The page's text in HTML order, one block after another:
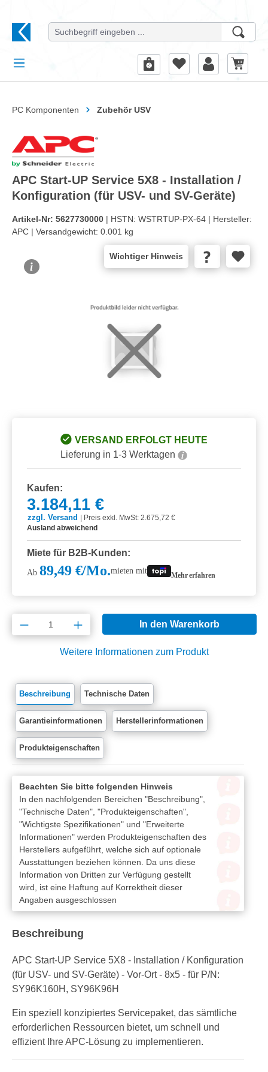
PC Komponenten Zubehör USV
APC Start-UP Service 5X8 - Installation /
Konfiguration (für USV- und SV-Geräte)
Artikel-Nr: 5627730000 | HSTN: WSTRTUP-PX-64 | Hersteller:
APC | Versandgewicht: 0.001 kg
Wichtiger Hinweis
VERSAND ERFOLGT HEUTE
Lieferung in 1-3 Werktagen
Kaufen:
3.184,11 €
zzgl. Versand
Preis exkl. MwSt: 2.675,72 €
Ausland abweichend
Miete für B2B-Kunden:
Ab 89,49 €/Mo.mieten mit Mehr erfahren
Produkt Anzahl: Gib den gewünschten
In den Warenkorb
Weitere Informationen zum Produkt
Beschreibung Technische Daten
Garantieinformationen Herstellerinformationen
Produkteigenschaften
Beachten Sie bitte folgenden Hinweis
In den nachfolgenden Bereichen "Beschreibung",
"Technische Daten", "Produkteigenschaften",
"Wichtigste Spezifikationen" und "Erweiterte
Informationen" werden Produkteigenschaften des
Herstellers aufgeführt, welche sich auf optionale
Ausstattungen beziehen können. Da uns diese
Information von Dritten zur Verfügung gestellt
wird, ist eine Haftung auf Korrektheit dieser
Angaben ausgeschlossen
Beschreibung
APC Start-UP Service 5X8 - Installation / Konfiguration
(für USV- und SV-Geräte) - Vor-Ort - 8x5 - für P/N:
SY96K160H, SY96K96H
Ein speziell konzipiertes Servicepaket, das sämtliche
erforderlichen Ressourcen bietet, um schnell und
effizient Ihre APC-Lösung zu implementieren.